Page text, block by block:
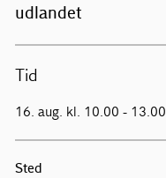
udlandet
Tid
16. aug. kl. 10.00 - 13.00
Sted